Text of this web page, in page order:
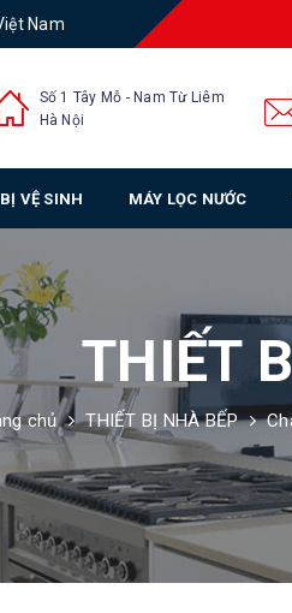
Nam
Số 1 Tây Mỗ - Nam Từ Liêm
Hà Nội
VỆ SINH MÁY LỌC NƯỚC
THIẾT
chủ THIẾT BỊ NHÀ BẾP